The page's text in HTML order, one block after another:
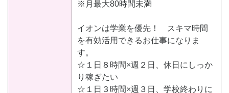
※月最大80時間未満
イオンは学業を優先！ スキマ時間
を有効活用できるお仕事になりま
す。
☆１日８時間×週２日、休日にしっか
り稼ぎたい
☆１日３時間×週３日、学校終わりに